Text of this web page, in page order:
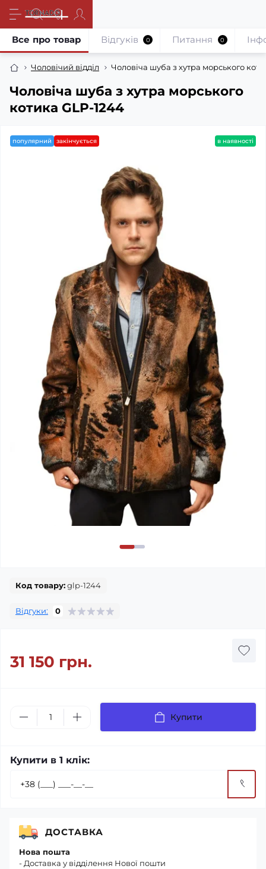
Чоловічий відділ Чоловіча шуба з хутра морського
Чоловіча шуба з хутра морського
котика GLP-1244
Все про товар Відгуків 0 Питання 0
популярний закінчується в наявності
Код товару:glp-1244
Відгуки: 0
31 150 грн.
Купити
Купити в 1 клік:
ДОСТАВКА
Нова пошта
- Доставка у відділення Нової пошти